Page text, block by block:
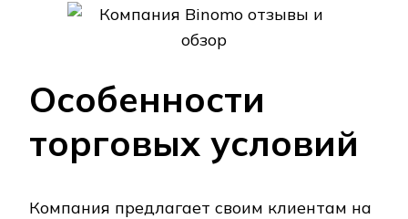
Особенности
торговых условий
Компания предлагает своим клиентам на